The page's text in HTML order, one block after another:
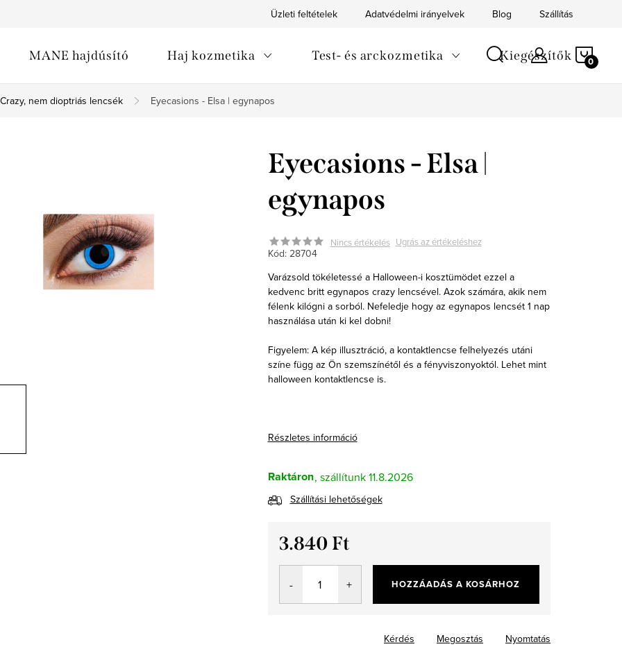
Üzleti feltételek Adatvédelmi irányelvek Blog Szállítás
MANE hajdúsító Haj kozmetika Test- és arckozmetika Kiegészítők
Crazy, nem dioptriás lencsék Eyecasions - Elsa | egynapos
Eyecasions - Elsa |
egynapos
Nincs értékelés Ugrás az értékeléshez
Kód: 28704
Varázsold tökéletessé a Halloween-i kosztümödet ezzel a
kedvenc britt egynapos crazy lencsével. Azok számára, akik nem
félenk kilógni a sorból. Nefeledje hogy az egynapos lencsét 1 nap
használása után ki kel dobni!
Figyelem: A kép illusztráció, a kontaktlencse felhelyezés utáni
színe függ az Ön szemszínétől és a fényviszonyoktól. Lehet mint
halloween kontaktlencse is.
Részletes információ
Raktáron 11.8.2026
Szállítási lehetőségek
3.840 Ft
Egységár:
HOZZÁADÁS A KOSÁRHOZ
Nyomtatás
Kérdés Megosztás